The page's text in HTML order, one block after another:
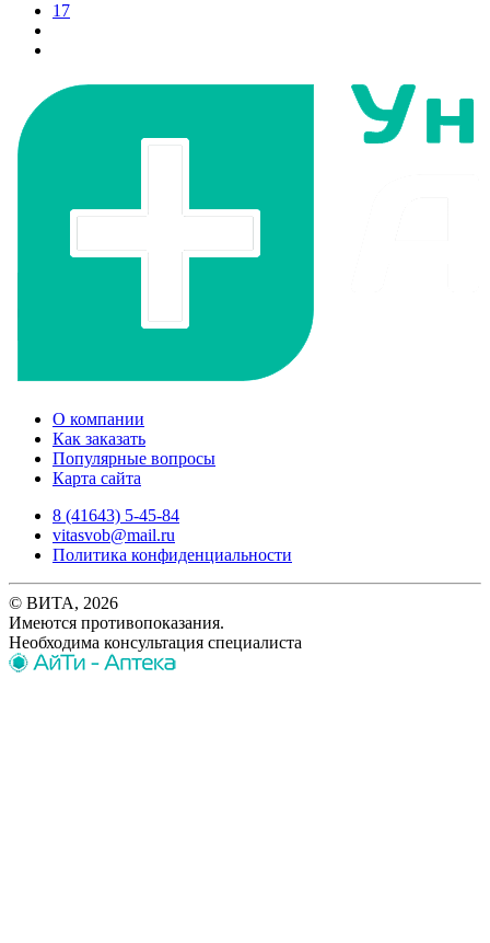
17
О компании
Как заказать
Популярные вопросы
Карта сайта
8 (41643) 5-45-84
vitasvob@mail.ru
Политика конфиденциальности
© ВИТА, 2026
Имеются противопоказания.
Необходима консультация специалиста